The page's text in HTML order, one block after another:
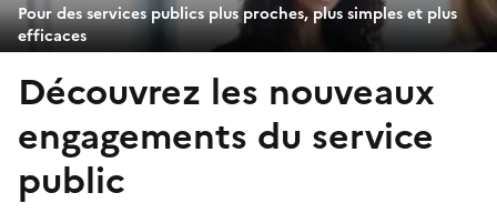
Pour des services publics plus proches, plus simples et plus
efficaces
Découvrez les nouveaux
engagements du service
public